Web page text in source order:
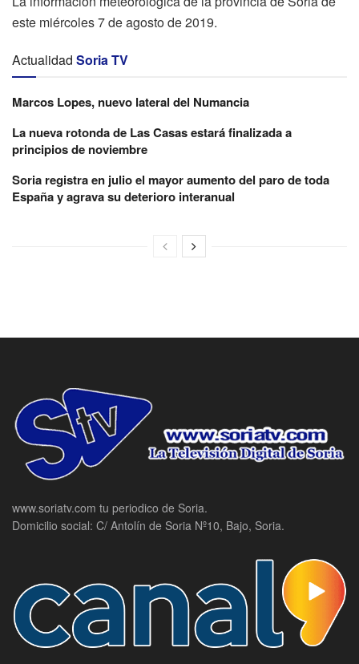
este miércoles 7 de agosto de 2019.
Actualidad Soria TV
Marcos Lopes, nuevo lateral del Numancia
La nueva rotonda de Las Casas estará finalizada a
principios de noviembre
Soria registra en julio el mayor aumento del paro de toda
España y agrava su deterioro interanual
www.soriatv.com tu periodico de Soria.
Domicilio social: C/ Antolín de Soria Nº10, Bajo, Soria.